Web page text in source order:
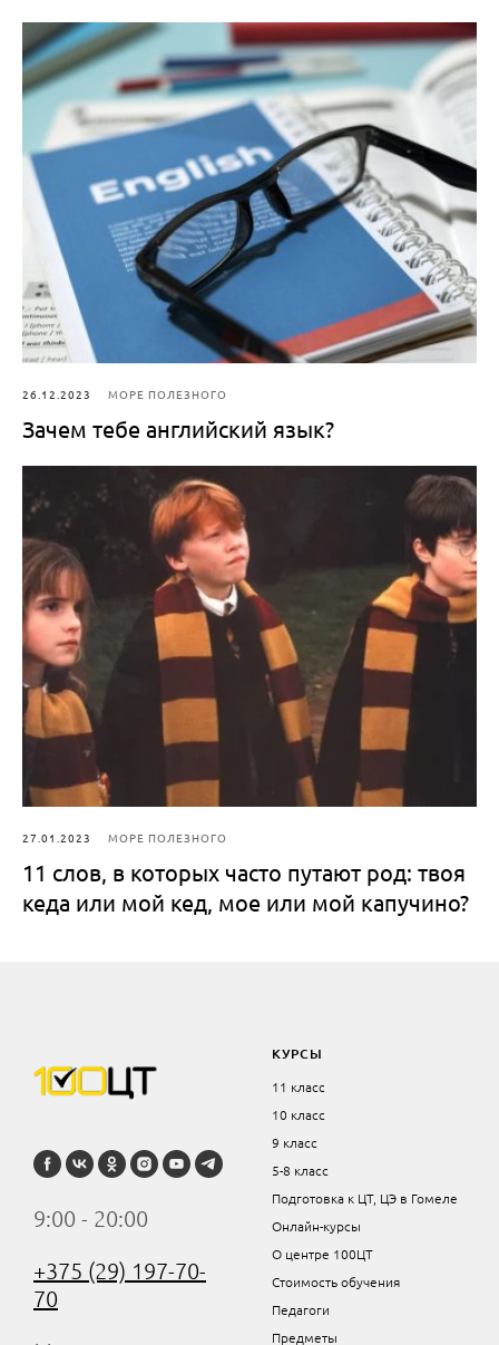
26.12.2023 МОРЕ ПОЛЕЗНОГО
Зачем тебе английский язык?
27.01.2023 МОРЕ ПОЛЕЗНОГО
11 слов, в которых часто путают род: твоя
кеда или мой кед, мое или мой капучино?
9:00 - 20:00
+375 (29) 197-70-
70
КУРСЫ
11 класс
10 класс
9 класс
5-8 класс
Подготовка к ЦТ, ЦЭ в Гомеле
Онлайн-курсы
О центре 100ЦТ
Стоимость обучения
Педагоги
Предметы